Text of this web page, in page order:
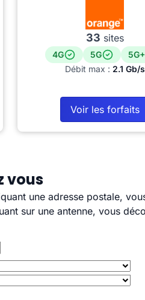
33 sites
4G 5G
5G+
Débit max : 2.1 Gb/s
Voir les forfaits
vous
une adresse postale,
sur une antenne, vous